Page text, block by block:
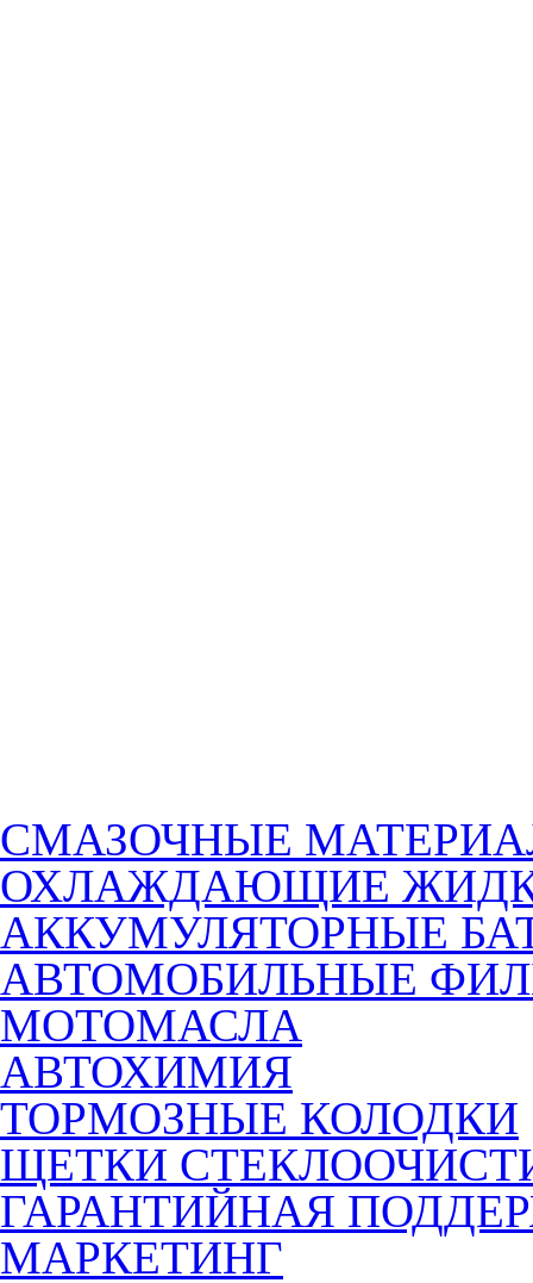
СМАЗОЧНЫЕ
ОХЛАЖДАЮЩИЕ
АККУМУЛЯТОРНЫЕ
АВТОМОБИЛЬНЫЕ
МОТОМАСЛА
АВТОХИМИЯ
ТОРМОЗНЫЕ КОЛОДКИ
ЩЕТКИ
ГАРАНТИЙНАЯ
МАРКЕТИНГ